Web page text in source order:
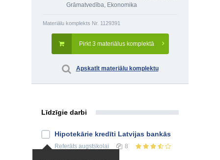
Grāmatvedība, Ekonomika
Materiālu komplekts Nr. 1129391
Pirkt 3 materiālus komplektā
Apskatīt materiālu komplektu
Līdzīgie darbi
Hipotekārie kredīti Latvijas bankās
Referāts augstskolai 8